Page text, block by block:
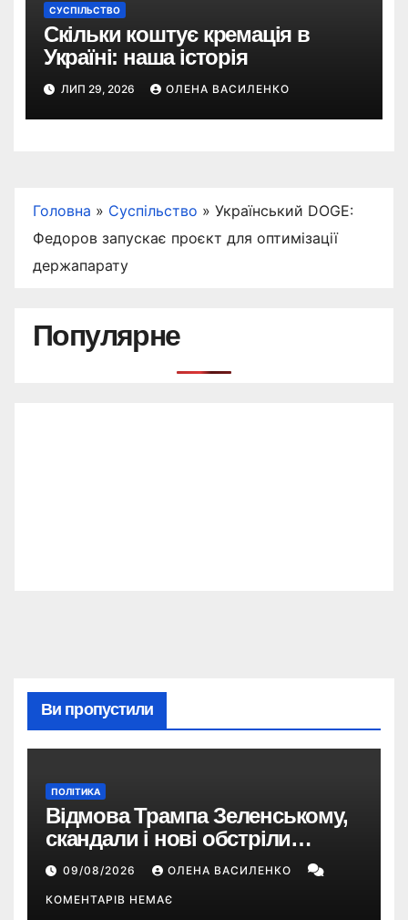
СУСПІЛЬСТВО
Скільки коштує кремація в
Україні: наша історія
ЛИП 29, 2026 ОЛЕНА ВАСИЛЕНКО
Головна » Суспільство » Український DOGE:
Федоров запускає проєкт для оптимізації
держапарату
Популярне
Ви пропустили
ПОЛІТИКА
Відмова Трампа Зеленському,
скандали і нові обстріли
України – що пішло не так?
09/08/2026 ОЛЕНА ВАСИЛЕНКО
КОМЕНТАРІВ НЕМАЄ